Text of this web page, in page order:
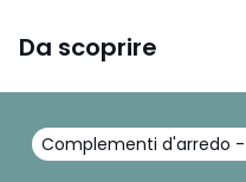
Da scoprire
Complementi d'arredo -